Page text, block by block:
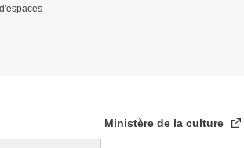
Ministère de la culture